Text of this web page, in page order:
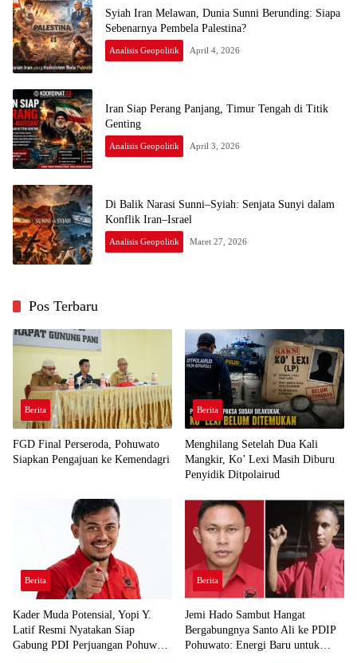
Syiah Iran Melawan, Dunia Sunni Berunding: Siapa
Sebenarnya Pembela Palestina?
Analisis Geopolitik April 4, 2026
Iran Siap Perang Panjang, Timur Tengah di Titik
Genting
Analisis Geopolitik April 3, 2026
Di Balik Narasi Sunni–Syiah: Senjata Sunyi dalam
Konflik Iran–Israel
Analisis Geopolitik Maret 27, 2026
Pos Terbaru
Berita
FGD Final Perseroda, Pohuwato
Siapkan Pengajuan ke Kemendagri
Berita
Menghilang Setelah Dua Kali
Mangkir, Ko’ Lexi Masih Diburu
Penyidik Ditpolairud
Berita
Kader Muda Potensial, Yopi Y.
Latif Resmi Nyatakan Siap
Gabung PDI Perjuangan Pohuwato
Berita
Jemi Hado Sambut Hangat
Bergabungnya Santo Ali ke PDIP
Pohuwato: Energi Baru untuk